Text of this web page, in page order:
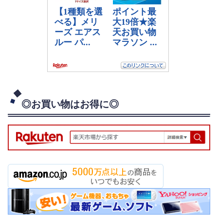
◎お買い物はお得に◎